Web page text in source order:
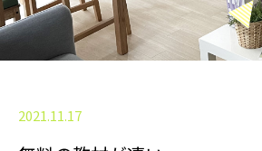
2021.11.17